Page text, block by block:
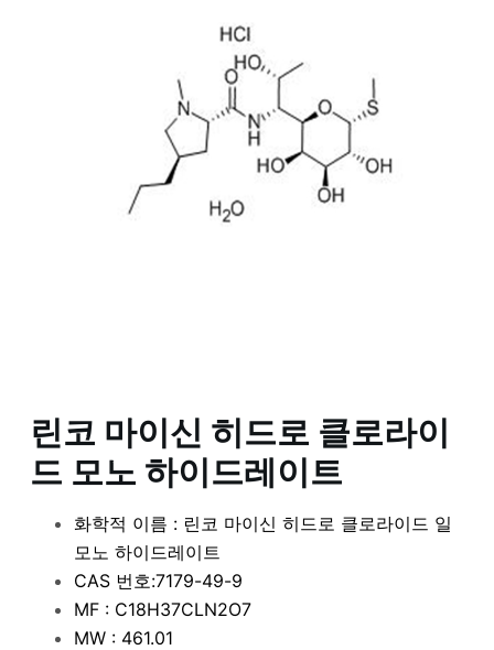
린코 마이신 히드로 클로라이
드 모노 하이드레이트
화학적 이름 : 린코 마이신 히드로 클로라이드 일
모노 하이드레이트
CAS 번호:7179-49-9
MF : C18H37CLN2O7
MW : 461.01